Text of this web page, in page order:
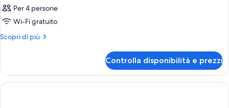
Per 4 persone
Wi-Fi gratuito
Scopri di più
Altri
Controlla disponibilità e prezzi